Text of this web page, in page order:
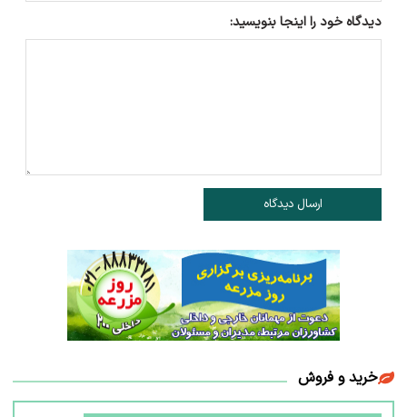
دیدگاه خود را اینجا بنویسید:
ارسال دیدگاه
خرید و فروش